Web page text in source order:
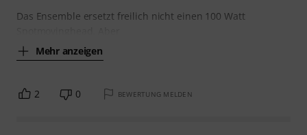
Das Ensemble ersetzt freilich nicht einen 100 Watt
Mehr anzeigen
2 0 BEWERTUNG MELDEN